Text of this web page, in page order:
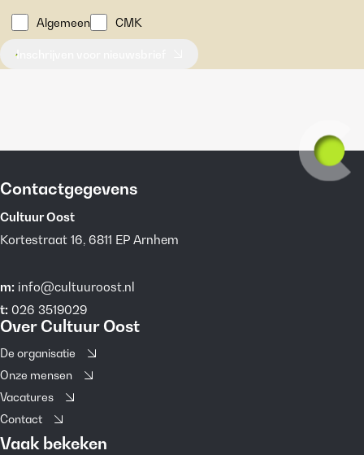
Algemeen CMK
Inschrijven voor nieuwsbrief
Contactgegevens
Cultuur Oost
Kortestraat 16, 6811 EP Arnhem
m: info@cultuuroost.nl
t: 026 3519029
Over Cultuur Oost
De organisatie
Onze mensen
Vacatures
Contact
Vaak bekeken